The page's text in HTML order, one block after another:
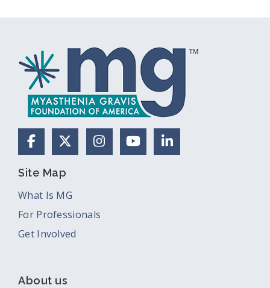
FacebookX (Formerly Twitter)
Instagram
YouTubeLinkedIn
Site Map
What Is MG
For Professionals
Get Involved
About us